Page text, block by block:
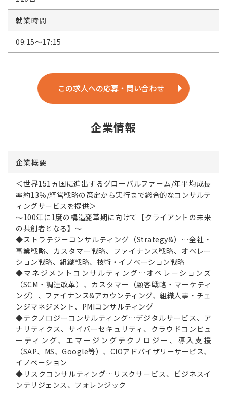
就業時間
09:15～17:15
この求人への応募・問い合わせ
企業情報
企業概要
＜世界151ヵ国に進出するグローバルファーム/年平均成長
率約13％/経営戦略の策定から実行まで総合的なコンサルテ
ィングサービスを提供＞
～100年に1度の構造変革期に向けて【クライアントの未来
の共創者となる】～
◆ストラテジーコンサルティング（Strategy&）…全社・
事業戦略、カスタマー戦略、ファイナンス戦略、オペレー
ション戦略、組織戦略、技術・イノベーション戦略
◆マネジメントコンサルティング…オペレーションズ
（SCM・調達改革）、カスタマー（顧客戦略・マーケティ
ング）、ファイナンス&アカウンティング、組織人事・チェ
ンジマネジメント、PMIコンサルティング
◆テクノロジーコンサルティング…デジタルサービス、ア
ナリティクス、サイバーセキュリティ、クラウドコンピュ
ーティング、エマージングテクノロジー、導入支援
（SAP、MS、Google等）、CIOアドバイザリーサービス、
イノベーション
◆リスクコンサルティング…リスクサービス、ビジネスイ
ンテリジェンス、フォレンジック